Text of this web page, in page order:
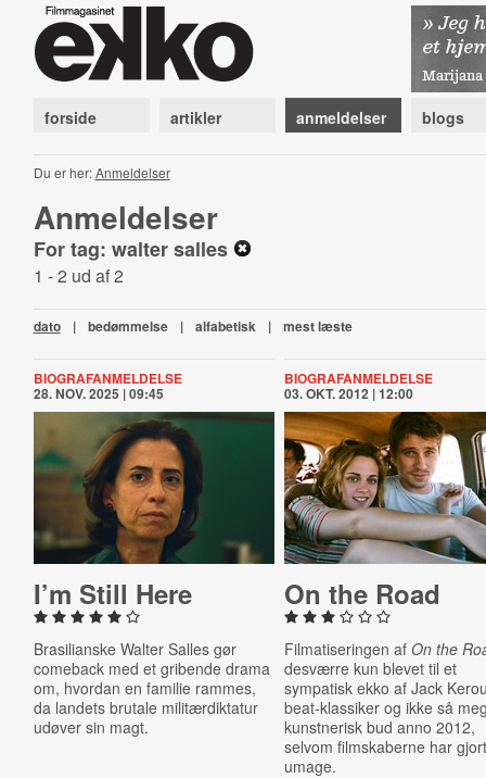
forside artikler anmeldelser blogs
Du er her:Anmeldelser
Anmeldelser
For tag: walter salles
1 - 2 ud af 2
dato | bedømmelse | alfabetisk | mest læste
BIOGRAFANMELDELSE
28. NOV. 2025 | 09:45
I’m Still Here
Brasilianske Walter Salles gør
comeback med et gribende drama
om, hvordan en familie rammes,
da landets brutale militærdiktatur
udøver sin magt.
BIOGRAFANMELDELSE
03. OKT. 2012 | 12:00
On the Road
Filmatiseringen afOn the
desværre kun blevet til et
sympatisk ekko af Jack
beat-klassiker og ikke så
kunstnerisk bud anno 2012,
selvom filmskaberne har
umage.